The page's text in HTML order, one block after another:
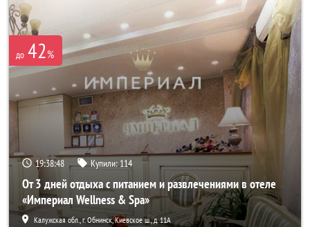
до 42%
19:38:46 Купили:114
От 3 дней отдыха с питанием и развлечениями в отеле
«Империал Wellness & Spa»
Калужская обл., г. Обнинск, Киевское ш., д. 11А